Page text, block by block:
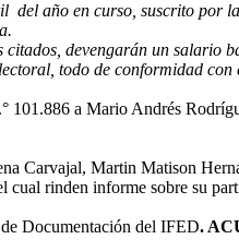
del año en curso, suscrito por
devengarán un salario
todo de conformidad
101.886 a Mario Andrés
Carvajal, Martin Matison
cual rinden informe sobre su
Documentación del IFED.